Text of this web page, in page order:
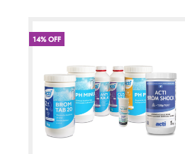
14% OFF